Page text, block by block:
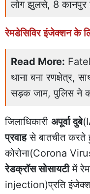
लोग झुलसे, 8
रेमडेसिविर इंजेक्शन के
Read More:
थाना बना रणक्षेत्र,
सड़क जाम, पुलिस ने
जिलाधिकारी अपूर्वा दुबे
प्रवाहसे बातचीत करते
कोरोना(Corona
रेडक्रॉस सोसायटीमें
injection)प्रति